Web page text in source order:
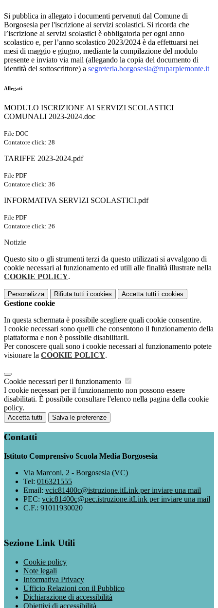
Si pubblica in allegato i documenti pervenuti dal Comune di
Borgosesia per l'iscrizione ai servizi scolastici. Si ricorda che
l’iscrizione ai servizi scolastici è obbligatoria per ogni anno
scolastico e, per l’anno scolastico 2023/2024 è da effettuarsi nei
mesi di maggio e giugno, mediante la compilazione del modulo
presente e inviato via mail (allegando la copia del documento di
identità del sottoscrittore) a segreteria.borgosesia@ruparpiemonte.it
Allegati
MODULO ISCRIZIONE AI SERVIZI SCOLASTICI
COMUNALI 2023-2024.doc
File DOC
Contatore click: 28
TARIFFE 2023-2024.pdf
File PDF
Contatore click: 36
INFORMATIVA SERVIZI SCOLASTICI.pdf
File PDF
Contatore click: 26
Notizie
Questo sito o gli strumenti terzi da questo utilizzati si avvalgono di
cookie necessari al funzionamento ed utili alle finalità illustrate nella
COOKIE POLICY.
Personalizza Rifiuta tutti i cookies Accetta tutti i cookies
Gestione cookie
In questa schermata è possibile scegliere quali cookie consentire.
I cookie necessari sono quelli che consentono il funzionamento della
piattaforma e non è possibile disabilitarli.
Per conoscere quali sono i cookie necessari al funzionamento potete
visionare la COOKIE POLICY.
Cookie necessari per il funzionamento
I cookie necessari per il funzionamento non possono essere
disabilitati. È possibile consultare l'elenco nella pagina della cookie
policy.
Accetta tutti Salva le preferenze
Contatti
Istituto Comprensivo Scuola Media Borgosesia
Via Marconi, 2 - Borgosesia (VC)
Tel: 016321555
Email: vcic81400c@istruzione.itLink per inviare una mail
PEC: vcic81400c@pec.istruzione.itLink per inviare una mail
C.F.: 91011930020
Sezione Link Utili
Cookie policy
Note legali
Informativa Privacy
Ufficio Relazioni con il Pubblico
Dichiarazione di accessibilità
Obiettivi di accessibilità